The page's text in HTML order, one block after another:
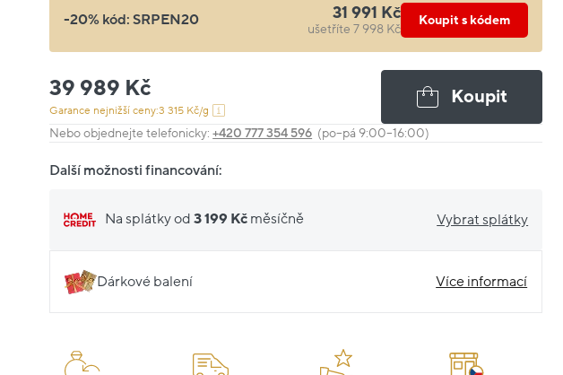
-20% kód:SRPEN20 31 991 Kč
ušetříte 7 998 Kč
Koupit s kódem
39 989 Kč
Garance nejnižší ceny:3 315 Kč/g
Koupit
Nebo objednejte telefonicky:+420 777 354 596 (po–pá 9:00–16:00)
Další možnosti financování:
Na splátky od3 199 Kč měsíčně Vybrat splátky
Dárkové balení Více informací